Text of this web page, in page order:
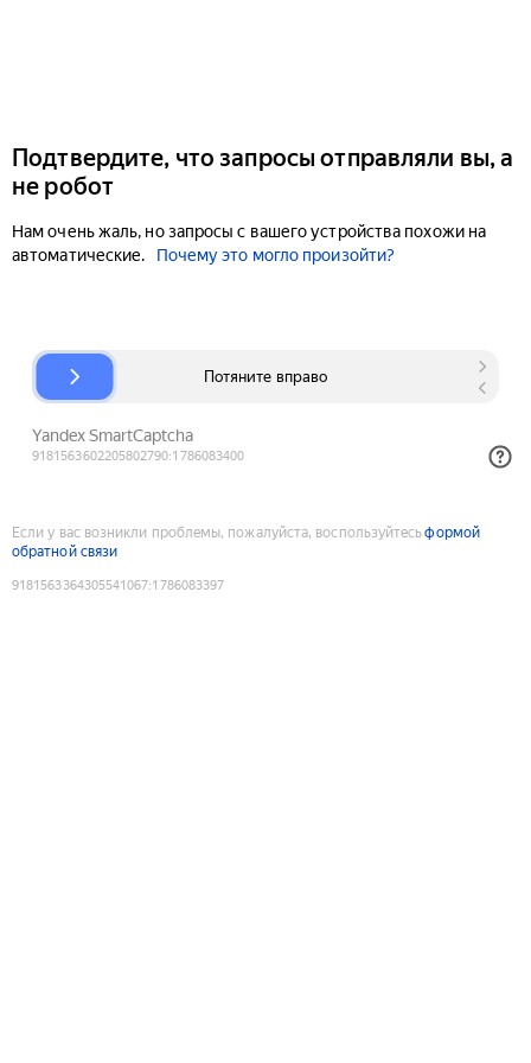
Подтвердите, что запросы отправляли вы, а
не робот
Нам очень жаль, но запросы с вашего устройства похожи на
автоматические.
Почему это могло произойти?
Если у вас возникли проблемы, пожалуйста, воспользуйтесьформой
обратной связи
9181563364305541067:1786083397